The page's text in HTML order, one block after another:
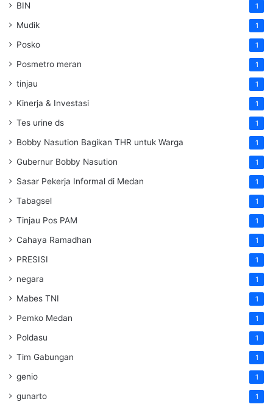
BIN 1
Mudik 1
Posko 1
Posmetro meran 1
tinjau 1
Kinerja & Investasi 1
Tes urine ds 1
Bobby Nasution Bagikan THR untuk Warga 1
Gubernur Bobby Nasution 1
Sasar Pekerja Informal di Medan 1
Tabagsel 1
Tinjau Pos PAM 1
Cahaya Ramadhan 1
PRESISI 1
negara 1
Mabes TNI 1
Pemko Medan 1
Poldasu 1
Tim Gabungan 1
genio 1
gunarto 1